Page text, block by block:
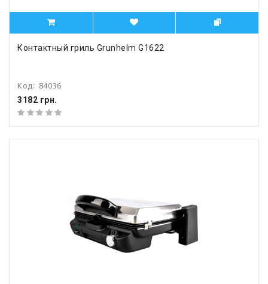
Контактный гриль Grunhelm G1622
Код: 84036
3182 грн.